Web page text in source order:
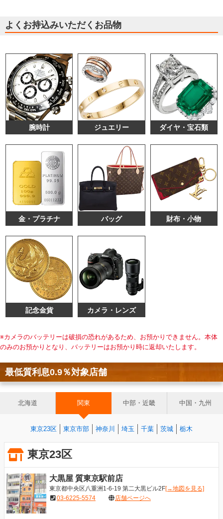
よくお持込みいただくお品物
腕時計 ジュエリー ダイヤ・宝石類
金・プラチナ バッグ 財布・小物
記念金貨 カメラ・レンズ
※カメラのバッテリーは破損の恐れがあるため、お預かりできません。本体
のみのお預かりとなり、バッテリーはお預かり時に返却いたします。
最低質利息0.9％対象店舗
北海道 関東 中部・近畿 中国・九州
東京23区 東京市部 神奈川 埼玉 千葉 茨城 栃木
東京23区
大黒屋 質東京駅前店
東京都中央区八重洲1-6-19 第二大黒ビル2F[→地図を見る]
03-6225-5574
店舗ページへ